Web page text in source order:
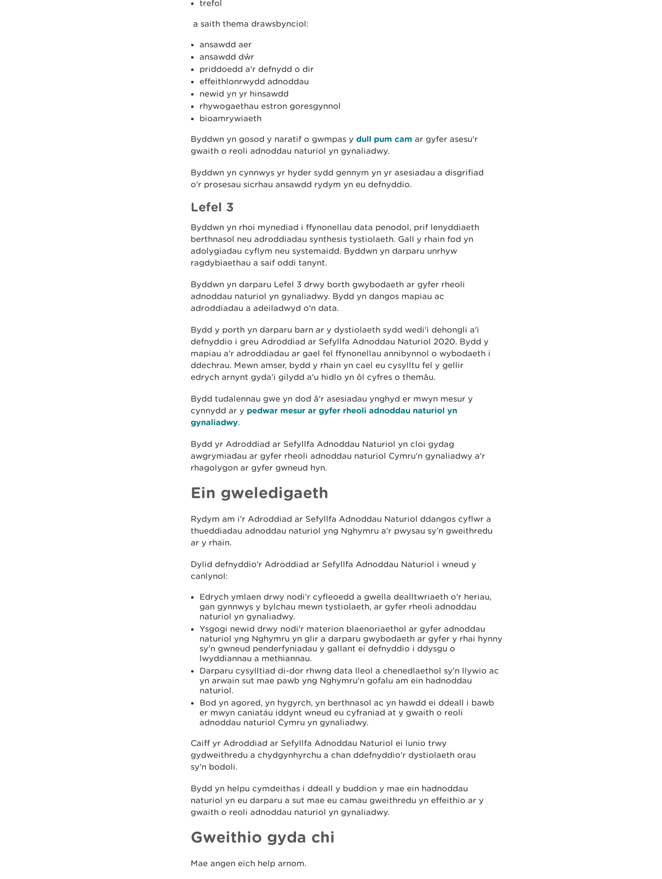
trefol
a saith thema drawsbynciol:
ansawdd aer
ansawdd dŵr
priddoedd a'r defnydd o dir
effeithlonrwydd adnoddau
newid yn yr hinsawdd
rhywogaethau estron goresgynnol
bioamrywiaeth
Byddwn yn gosod y naratif o gwmpas y dull pum cam ar gyfer asesu'r
gwaith o reoli adnoddau naturiol yn gynaliadwy.
Byddwn yn cynnwys yr hyder sydd gennym yn yr asesiadau a disgrifiad
o'r prosesau sicrhau ansawdd rydym yn eu defnyddio.
Lefel 3
Byddwn yn rhoi mynediad i ffynonellau data penodol, prif lenyddiaeth
berthnasol neu adroddiadau synthesis tystiolaeth. Gall y rhain fod yn
adolygiadau cyflym neu systemaidd. Byddwn yn darparu unrhyw
ragdybiaethau a saif oddi tanynt.
Byddwn yn darparu Lefel 3 drwy borth gwybodaeth ar gyfer rheoli
adnoddau naturiol yn gynaliadwy. Bydd yn dangos mapiau ac
adroddiadau a adeiladwyd o'n data.
Bydd y porth yn darparu barn ar y dystiolaeth sydd wedi'i dehongli a'i
defnyddio i greu Adroddiad ar Sefyllfa Adnoddau Naturiol 2020. Bydd y
mapiau a'r adroddiadau ar gael fel ffynonellau annibynnol o wybodaeth i
ddechrau. Mewn amser, bydd y rhain yn cael eu cysylltu fel y gellir
edrych arnynt gyda'i gilydd a'u hidlo yn ôl cyfres o themâu.
Bydd tudalennau gwe yn dod â'r asesiadau ynghyd er mwyn mesur y
cynnydd ar y pedwar mesur ar gyfer rheoli adnoddau naturiol yn
gynaliadwy.
Bydd yr Adroddiad ar Sefyllfa Adnoddau Naturiol yn cloi gydag
awgrymiadau ar gyfer rheoli adnoddau naturiol Cymru'n gynaliadwy a'r
rhagolygon ar gyfer gwneud hyn.
Ein gweledigaeth
Rydym am i'r Adroddiad ar Sefyllfa Adnoddau Naturiol ddangos cyflwr a
thueddiadau adnoddau naturiol yng Nghymru a'r pwysau sy’n gweithredu
ar y rhain.
Dylid defnyddio'r Adroddiad ar Sefyllfa Adnoddau Naturiol i wneud y
canlynol:
Edrych ymlaen drwy nodi'r cyfleoedd a gwella dealltwriaeth o'r heriau,
gan gynnwys y bylchau mewn tystiolaeth, ar gyfer rheoli adnoddau
naturiol yn gynaliadwy.
Ysgogi newid drwy nodi'r materion blaenoriaethol ar gyfer adnoddau
naturiol yng Nghymru yn glir a darparu gwybodaeth ar gyfer y rhai hynny
sy'n gwneud penderfyniadau y gallant ei defnyddio i ddysgu o
lwyddiannau a methiannau.
Darparu cysylltiad di-dor rhwng data lleol a chenedlaethol sy'n llywio ac
yn arwain sut mae pawb yng Nghymru'n gofalu am ein hadnoddau
naturiol.
Bod yn agored, yn hygyrch, yn berthnasol ac yn hawdd ei ddeall i bawb
er mwyn caniatáu iddynt wneud eu cyfraniad at y gwaith o reoli
adnoddau naturiol Cymru yn gynaliadwy.
Caiff yr Adroddiad ar Sefyllfa Adnoddau Naturiol ei lunio trwy
gydweithredu a chydgynhyrchu a chan ddefnyddio'r dystiolaeth orau
sy'n bodoli.
Bydd yn helpu cymdeithas i ddeall y buddion y mae ein hadnoddau
naturiol yn eu darparu a sut mae eu camau gweithredu yn effeithio ar y
gwaith o reoli adnoddau naturiol yn gynaliadwy.
Gweithio gyda chi
Mae angen eich help arnom.